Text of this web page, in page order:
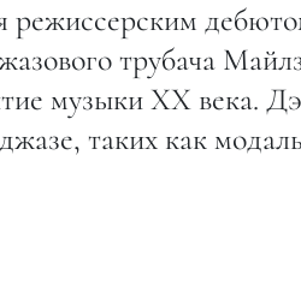
режиссерским
трубача
музыки XX века.
таких как